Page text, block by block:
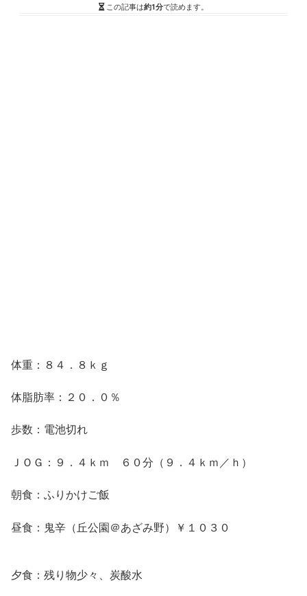
この記事は約1分で読めます。
体重：８４．８ｋｇ
体脂肪率：２０．０％
歩数：電池切れ
ＪＯＧ：９．４ｋｍ ６０分（９．４ｋｍ／ｈ）
朝食：ふりかけご飯
昼食：鬼辛（丘公園＠あざみ野）￥１０３０
夕食：残り物少々、炭酸水